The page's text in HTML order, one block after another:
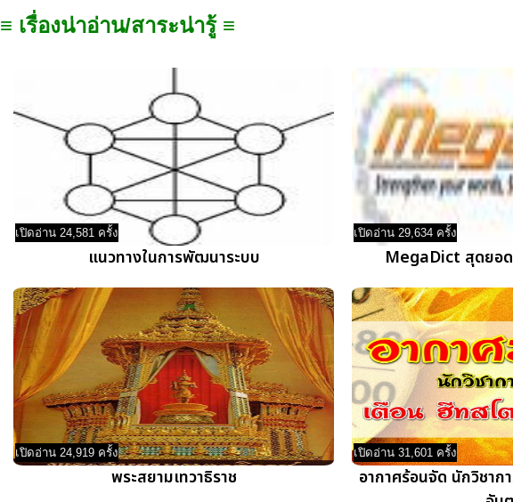
≡ เรื่องน่าอ่าน/สาระน่ารู้ ≡
เปิดอ่าน 24,581 ครั้ง
แนวทางในการพัฒนาระบบ
เปิดอ่าน 29,634 ครั้ง
MegaDict สุดยอ
เปิดอ่าน 24,919 ครั้ง
พระสยามเทวาธิราช
เปิดอ่าน 31,601 ครั้ง
อากาศร้อนจัด นักวิชา